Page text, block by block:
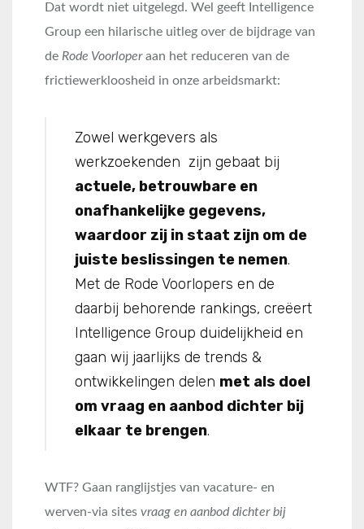
Dat wordt niet uitgelegd. Wel geeft Intelligence
Group een hilarische uitleg over de bijdrage van
de Rode Voorloperaan het reduceren van de
frictiewerkloosheid in onze arbeidsmarkt:
Zowel werkgevers als
werkzoekenden zijn gebaat bij
actuele, betrouwbare en
onafhankelijke gegevens,
waardoor zij in staat zijn om de
juiste beslissingen te nemen.
Met de Rode Voorlopers en de
daarbij behorende rankings, creëert
Intelligence Group duidelijkheid en
gaan wij jaarlijks de trends &
ontwikkelingen delen met als doel
om vraag en aanbod dichter bij
elkaar te brengen.
WTF? Gaan ranglijstjes van vacature- en
werven-via sites vraag en aanbod dichter bij